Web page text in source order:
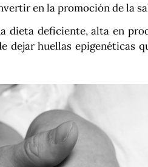
en la promoción de la
dieta deficiente, alta en
dejar huellas epigenéticas